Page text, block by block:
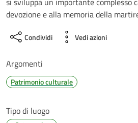
devozione e alla memoria della
Condividi Vedi azioni
Argomenti
Patrimonio culturale
Tipo di luogo